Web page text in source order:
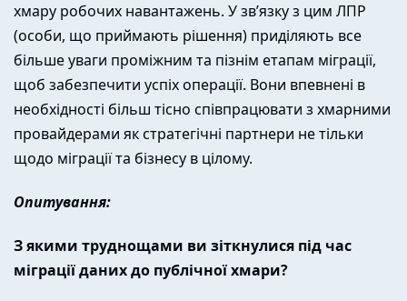
хмару робочих навантажень. У зв’язку з цим ЛПР
(особи, що приймають рішення) приділяють все
більше уваги проміжним та пізнім етапам міграції,
щоб забезпечити успіх операції. Вони впевнені в
необхідності більш тісно співпрацювати з хмарними
провайдерами як стратегічні партнери не тільки
щодо міграції та бізнесу в цілому.
Опитування:
З якими труднощами ви зіткнулися під час
міграції даних до публічної хмари?